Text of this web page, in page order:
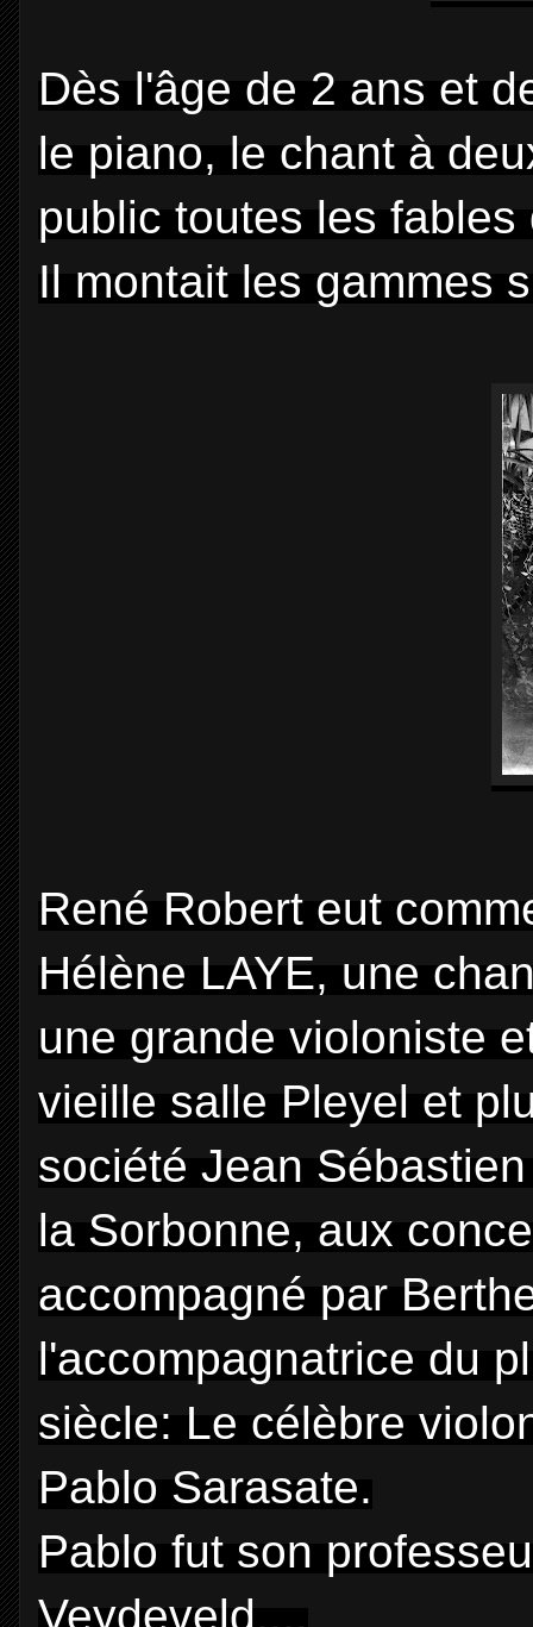
Dès l'âge de 2 ans et
le piano, le chant à
public toutes les
Il montait les gammes
René Robert eut
Hélène LAYE, une
une grande violoniste
vieille salle Pleyel et
société Jean
la Sorbonne, aux
accompagné par
l'accompagnatrice du
siècle: Le célèbre
Pablo Sarasate.
Pablo fut son
Veydeveld....